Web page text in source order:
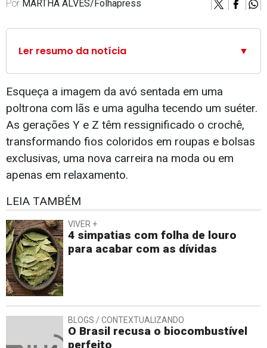
Por MARTHA ALVES/Folhapress
Ler resumo da notícia ▼
Esqueça a imagem da avó sentada em uma
poltrona com lãs e uma agulha tecendo um suéter.
As gerações Y e Z têm ressignificado o crochê,
transformando fios coloridos em roupas e bolsas
exclusivas, uma nova carreira na moda ou em
apenas em relaxamento.
LEIA TAMBÉM
VIVER +
4 simpatias com folha de louro
para acabar com as dívidas
BLOGS / CONTEXTUALIZANDO
O Brasil recusa o biocombustível
perfeito